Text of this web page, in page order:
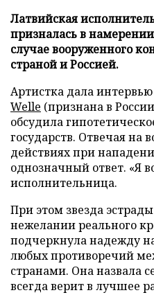
Латвийская
призналась в
случае вооруженного
страной и Россией.
Артистка дала
Welle (признана в
обсудила
государств. Отвечая на
действиях при
однозначный ответ. «Я
исполнительница.
При этом звезда
нежелании реального
подчеркнула надежду
любых противоречий
странами. Она назвала
всегда верит в лучшее